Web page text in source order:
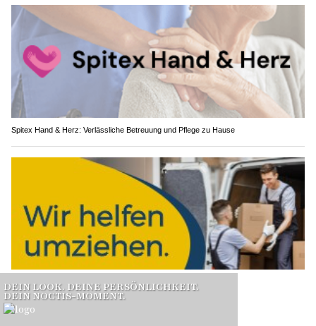
Spitex Hand & Herz: Verlässliche Betreuung und Pflege zu Hause
Eggerlogistik, Andwil SG: Kleintransporte, Umzüge & professionelle Entsorgung
Handyverbot im Kanton Jura: Was Eltern ab